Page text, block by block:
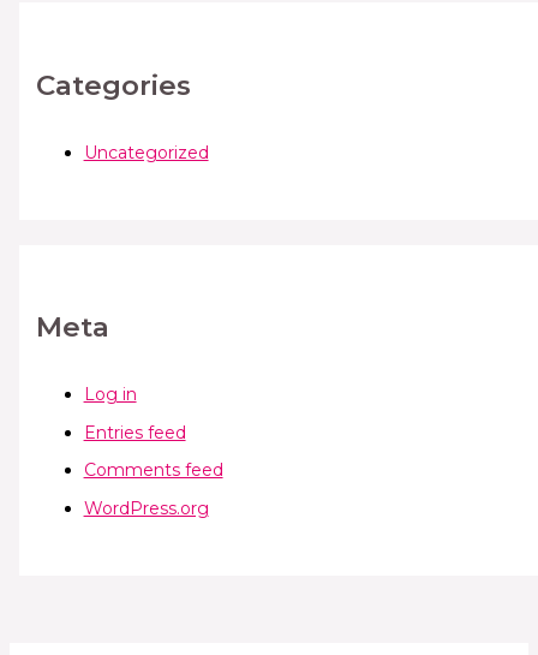
Categories
Uncategorized
Meta
Log in
Entries feed
Comments feed
WordPress.org